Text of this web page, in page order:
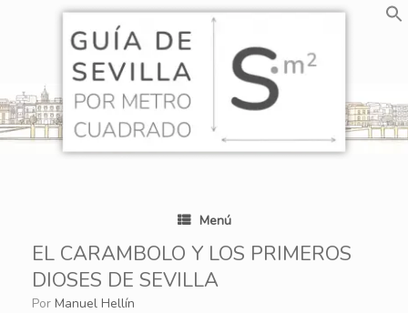
Menú
EL CARAMBOLO Y LOS PRIMEROS
DIOSES DE SEVILLA
por Manuel Hellín